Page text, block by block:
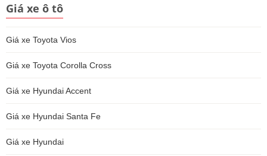
Giá xe ô tô
Giá xe Toyota Vios
Giá xe Toyota Corolla Cross
Giá xe Hyundai Accent
Giá xe Hyundai Santa Fe
Giá xe Hyundai